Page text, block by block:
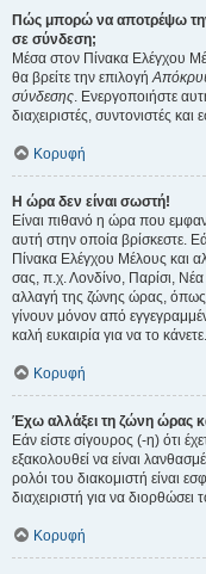
Πώς μπορώ να αποτρέψω
σε σύνδεση;
Μέσα στον Πίνακα Ελέγχου
θα βρείτε την επιλογή
σύνδεσης. Ενεργοποιήστε
διαχειριστές, συντονιστές
Κορυφή
Η ώρα δεν είναι σωστή!
Είναι πιθανό η ώρα που
αυτή στην οποία βρίσκεστε.
Πίνακα Ελέγχου Μέλους και
σας, π.χ. Λονδίνο, Παρίσι,
αλλαγή της ζώνης ώρας, όπως
γίνουν μόνον από
καλή ευκαιρία για να το κάνετε.
Κορυφή
Έχω αλλάξει τη ζώνη ώρας
Εάν είστε σίγουρος (-η) ότι
εξακολουθεί να είναι
ρολόι του διακομιστή είναι
διαχειριστή για να
Κορυφή